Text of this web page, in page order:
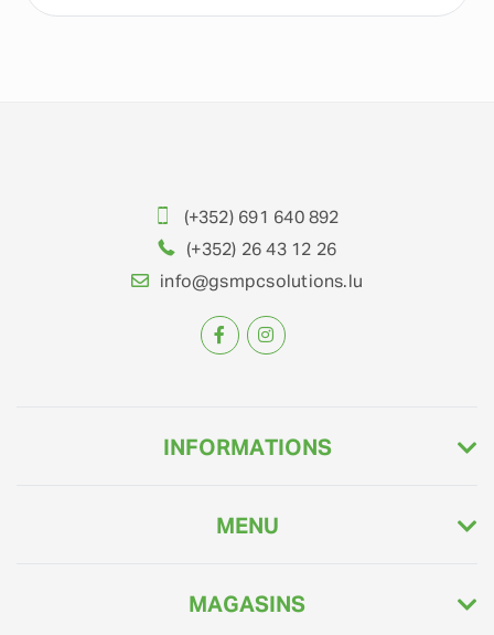
(+352) 691 640 892
(+352) 26 43 12 26
info@gsmpcsolutions.lu
INFORMATIONS
MENU
MAGASINS